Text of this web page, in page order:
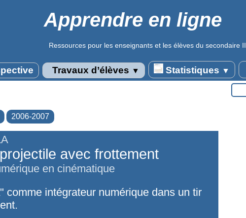
Apprendre en ligne
Ressources pour les enseignants et les élèves du secondaire II.
Travaux d’élèves ▼ Statistiques ▼
2006-2007
avec frottement
en cinématique
comme intégrateur numérique dans un tir